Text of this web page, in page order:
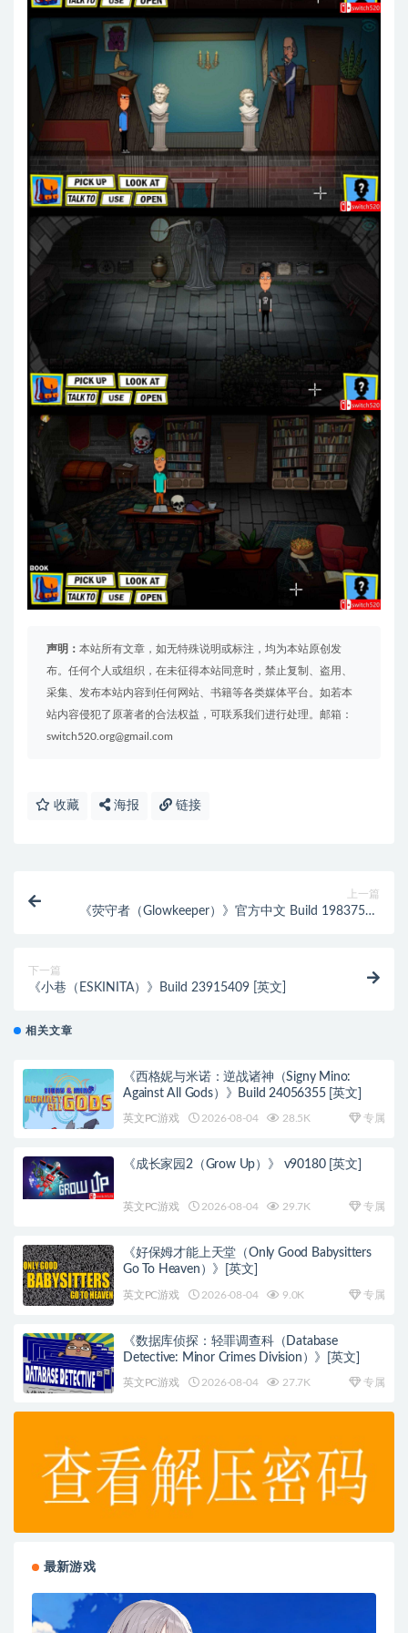
声明： 本站所有文章，如无特殊说明或标注，均为本站原创发
布。任何个人或组织，在未征得本站同意时，禁止复制、盗用、
采集、发布本站内容到任何网站、书籍等各类媒体平台。如若本
站内容侵犯了原著者的合法权益，可联系我们进行处理。邮箱：
switch520.org@gmail.com
收藏 海报 链接
上一篇
《荧守者（Glowkeeper）》官方中文 Build 19837543
下一篇
《小巷（ESKINITA）》Build 23915409 [英文]
相关文章
《西格妮与米诺：逆战诸神（Signy Mino:
Against All Gods）》Build 24056355 [英文]
英文PC游戏 2026-08-04 28.5K 专属
《成长家园2（Grow Up）》 v90180 [英文]
英文PC游戏 2026-08-04 29.7K 专属
《好保姆才能上天堂（Only Good Babysitters
Go To Heaven）》[英文]
英文PC游戏 2026-08-04 9.0K 专属
《数据库侦探：轻罪调查科（Database
Detective: Minor Crimes Division）》[英文]
英文PC游戏 2026-08-04 27.7K 专属
最新游戏